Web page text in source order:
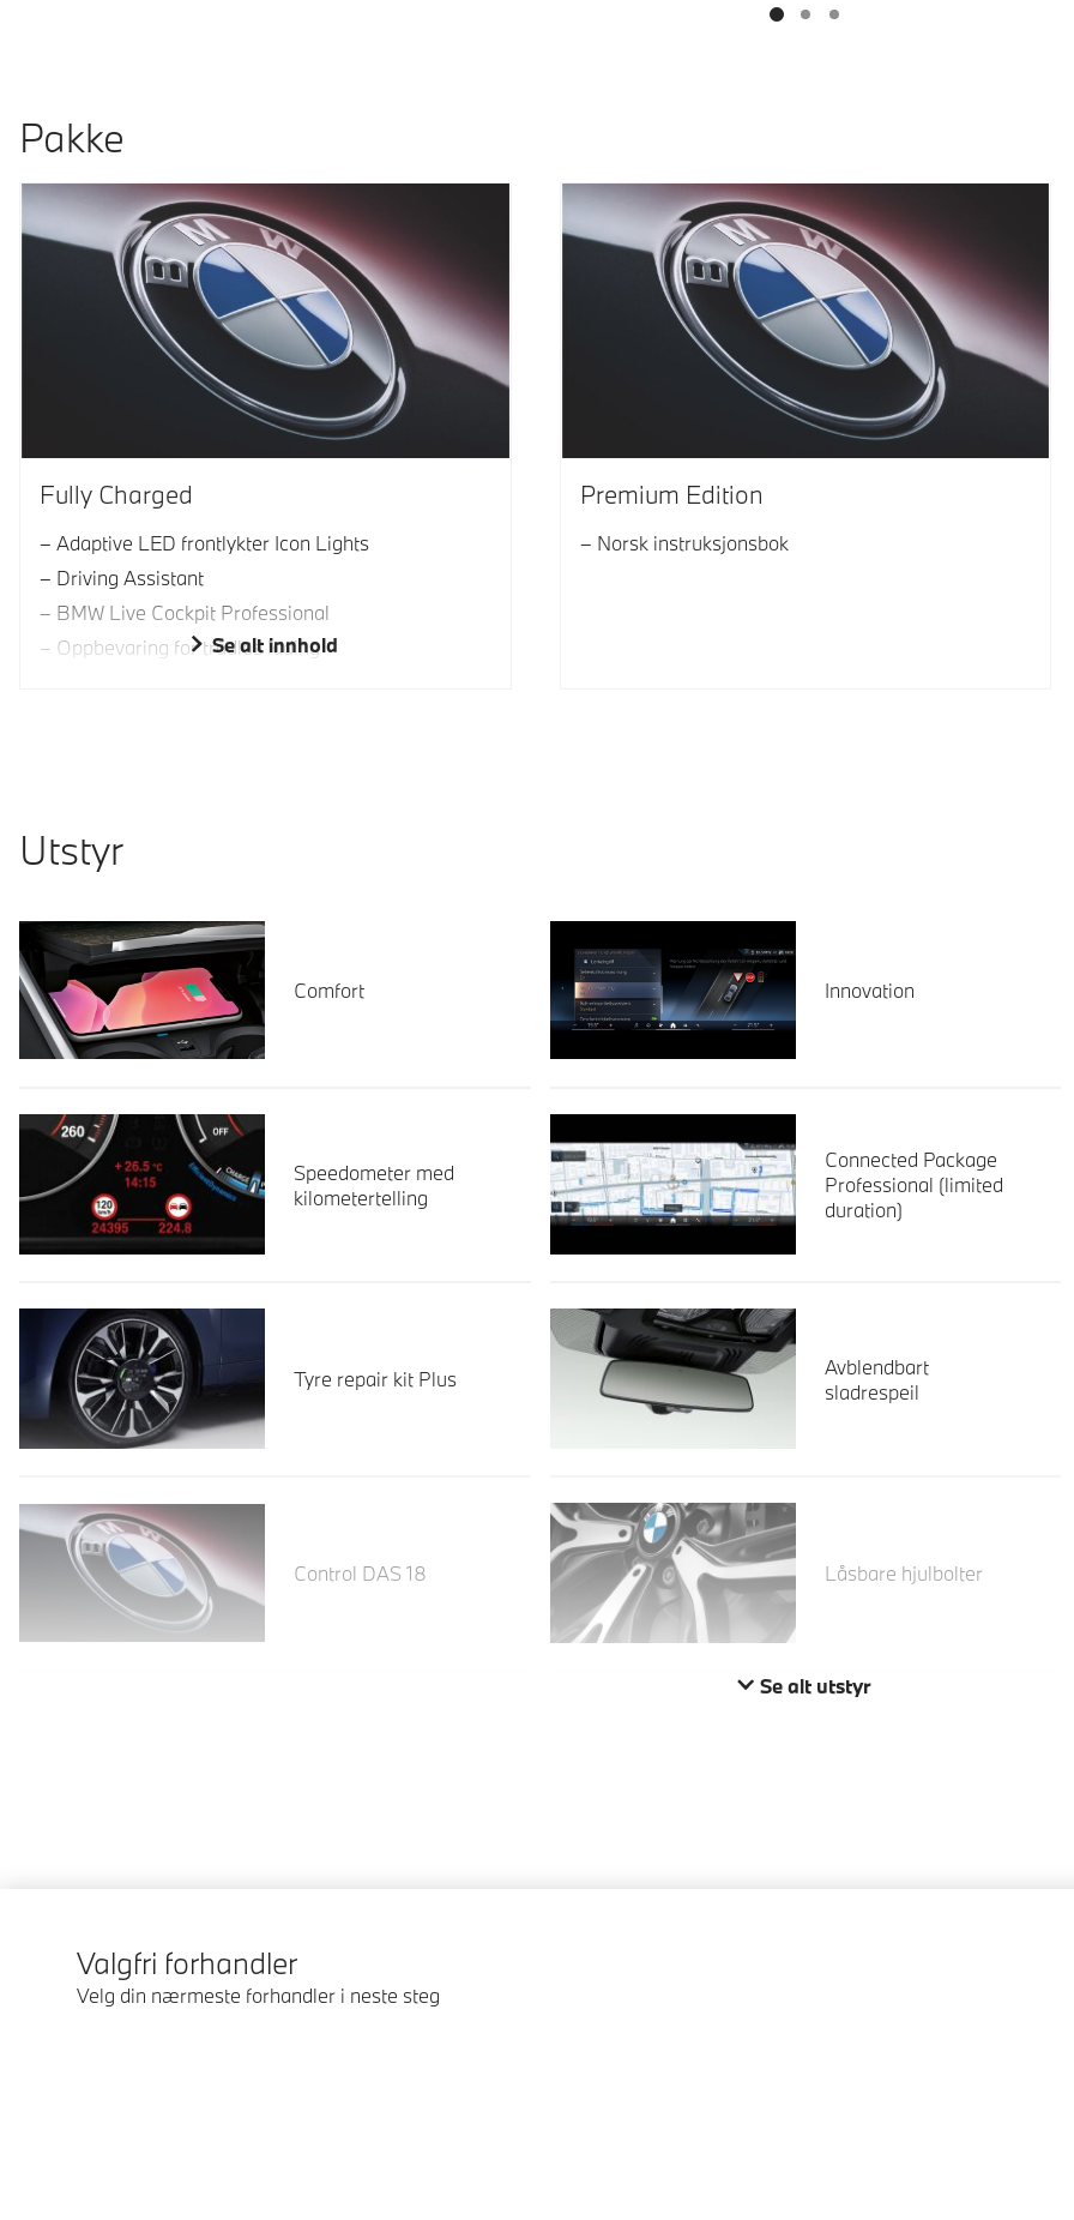
Pakke
Fully Charged
Adaptive LED frontlykter Icon Lights
Driving Assistant
BMW Live Cockpit Professional
Oppbevaring for trådløs lading
Se alt innhold
Premium Edition
Norsk instruksjonsbok
Utstyr
Comfort Innovation
Speedometer med
kilometertelling
Connected Package
Professional (limited
duration)
Tyre repair kit Plus
Avblendbart
sladrespeil
Control DAS 18 Låsbare hjulbolter
Se alt utstyr
Les mer
Valgfri forhandler
Velg din nærmeste forhandler i neste steg